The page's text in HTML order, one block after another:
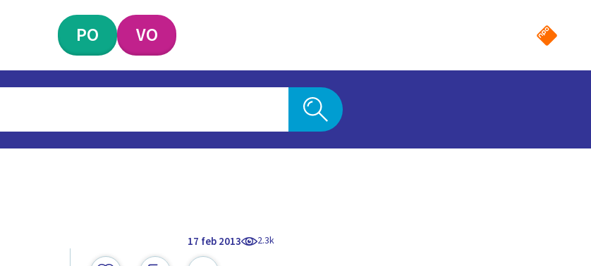
PO VO
17 feb 2013 2.3k